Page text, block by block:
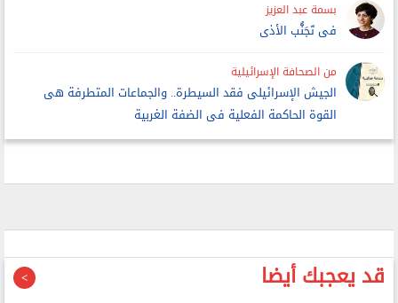
بسمة عبد العزيز
فى تَجَنُّب الأذى
من الصحافة الإسرائيلية
الجيش الإسرائيلى فقد السيطرة.. والجماعات المتطرفة هى
القوة الحاكمة الفعلية فى الضفة الغربية
قد يعجبك أيضا